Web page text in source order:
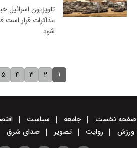
تلویزیون اسرائیل
مذاکرات قرار است
شود.
۱ ۲ ۳ ۴ ۵
صفحه نخست جامعه سیاست
ورزش
روایت تصویر صدای شرق